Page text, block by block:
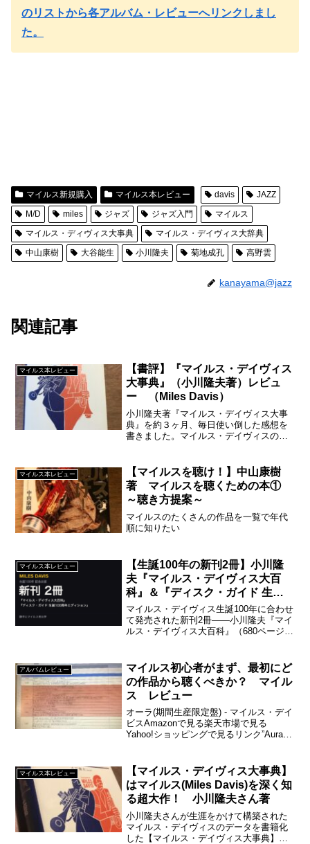
のリストから各アルバム・レビューへリンクしまし
た。
マイルス新規購入 マイルス本レビュー davis
JAZZ
M/D
miles ジャズ ジャズ入門
マイルス
マイルス・ディヴィス大事典
マイルス・デイヴィス大辞典
中山康樹
大谷能生 小川隆夫 菊地成孔 高野雲
kanayama@jazz
関連記事
マイルス本レビュー
【書評】『マイルス・デイヴィス
大事典』（小川隆夫著）レビュ
ー （Miles Davis）
小川隆夫著『マイルス・デイヴィス大事
典』を約３ヶ月、毎日使い倒した感想を
書きました。マイルス・デイヴィスの主
なしているのはきっと、私が世界一だと
思います！
マイルス本レビュー
【マイルスを聴け！】中山康樹
著 マイルスを聴くための本①
～聴き方提案～
マイルスのたくさんの作品を一覧で年代
順に知りたい
マイルス本レビュー
【生誕100年の新刊2冊】小川隆
夫『マイルス・デイヴィス大百
科』＆『ディスク・ガイド 生誕
100周年エディション』
マイルス・デイヴィス生誕100年に合わせ
て発売された新刊2冊——小川隆夫『マイ
ルス・デイヴィス大百科』（680ページ・
年エディション』を紹介します。
アルバムレビュー
マイルス初心者がまず、最初にど
の作品から聴くべきか？ マイル
ス レビュー
オーラ(期間生産限定盤) - マイルス・デイ
ビスAmazonで見る楽天市場で見る
Yahoo!ショッピングで見るリンク”Aura"
を聴くきっかけを失いジャズをまとも...
マイルス本レビュー
【マイルス・デイヴィス大事典】
はマイルス(Miles Davis)を深く知
る超大作！ 小川隆夫さん著
小川隆夫さんが生涯をかけて構築された
マイルス・デイヴィスのデータを書籍化
した【マイルス・デイヴィス大事典】が